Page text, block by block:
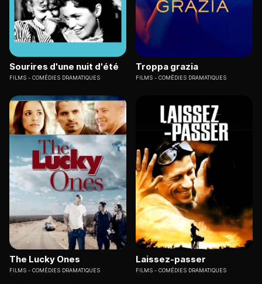
Sourires d'une nuit d'été
FILMS COMÉDIES DRAMATIQUES
Troppa grazia
FILMS COMÉDIES DRAMATIQUES
The Lucky Ones
FILMS COMÉDIES DRAMATIQUES
Laissez-passer
FILMS COMÉDIES DRAMATIQUES